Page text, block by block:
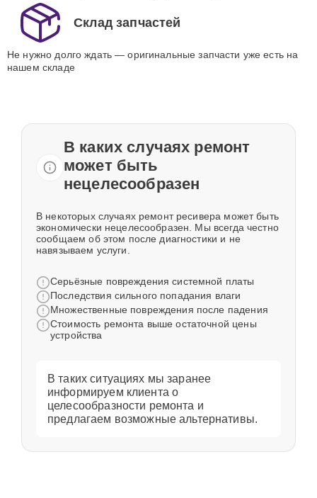
Склад запчастей
Не нужно долго ждать — оригинальные запчасти уже есть на
нашем складе
В каких случаях ремонт
может быть
нецелесообразен
В некоторых случаях ремонт ресивера может быть
экономически нецелесообразен. Мы всегда честно
сообщаем об этом после диагностики и не
навязываем услуги.
Серьёзные повреждения системной платы
Последствия сильного попадания влаги
Множественные повреждения после падения
Стоимость ремонта выше остаточной цены
устройства
В таких ситуациях мы заранее
информируем клиента о
целесообразности ремонта и
предлагаем возможные альтернативы.